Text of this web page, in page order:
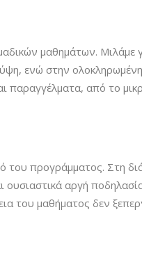
μαθημάτων. Μιλάμε
ενώ στην
παραγγέλματα, από το
προγράμματος. Στη
αργή
του μαθήματος δεν